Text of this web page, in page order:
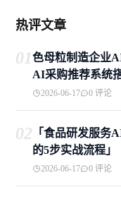
热评文章
01色母粒制造企业
AI采购推荐系统
2026-06-17 0 评论
02 「食品研发服务
的5步实战流程」
2026-06-17 0 评论